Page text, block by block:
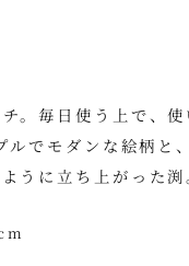
。毎日使う上で、
でモダンな絵柄と
うに立ち上がった